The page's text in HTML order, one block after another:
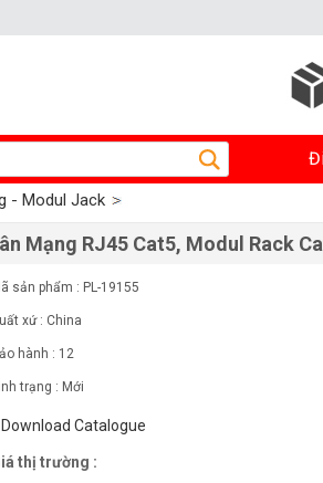
- Modul Jack
Mạng RJ45 Cat5, Modul Rack
sản phẩm : PL-19155
xứ : China
hành : 12
trạng : Mới
Download Catalogue
thị trường :